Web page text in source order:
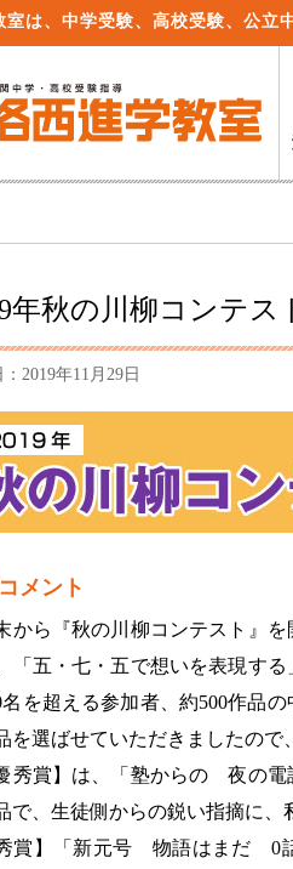
室は、中学受験、高校受験、公立
年秋の川柳コンテス
2019年11月29日
メント
から『秋の川柳コンテスト』
「五・七・五で想いを表現す
名を超える参加者、約500作品
を選ばせていただきましたので
優秀賞】は、「塾からの 夜の
で、生徒側からの鋭い指摘に、
秀賞】「新元号 物語はまだ 0